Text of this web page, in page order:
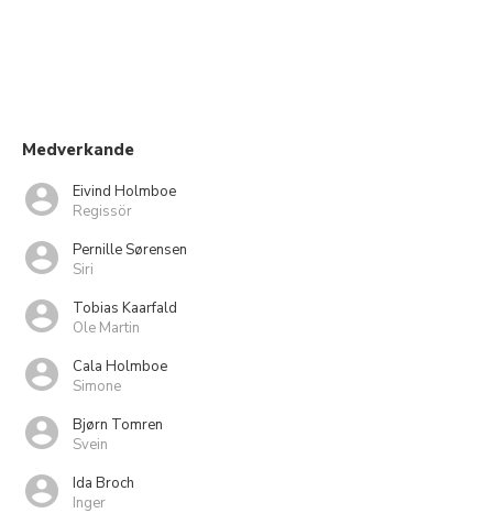
Medverkande
Eivind Holmboe
Regissör
Pernille Sørensen
Siri
Tobias Kaarfald
Ole Martin
Cala Holmboe
Simone
Bjørn Tomren
Svein
Ida Broch
Inger